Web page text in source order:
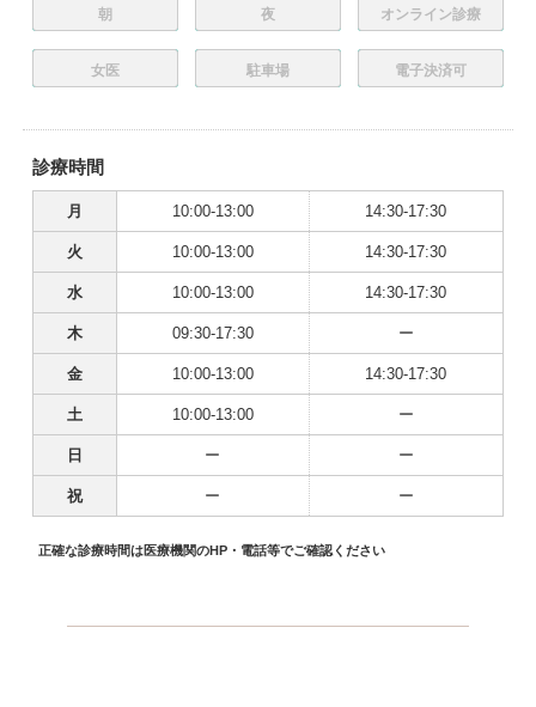
朝 夜 オンライン診療
女医 駐車場 電子決済可
診療時間
月 10:00-13:00 14:30-17:30
火 10:00-13:00 14:30-17:30
水 10:00-13:00 14:30-17:30
木 09:30-17:30 ー
金 10:00-13:00 14:30-17:30
土 10:00-13:00 ー
日 ー ー
祝 ー ー
正確な診療時間は医療機関のHP・電話等でご確認ください